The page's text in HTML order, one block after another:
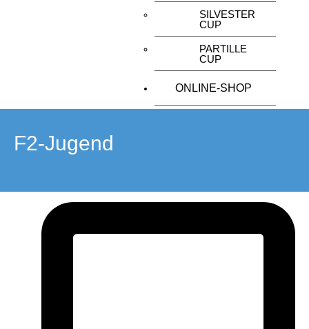
SILVESTER
CUP
PARTILLE
CUP
ONLINE-SHOP
F2-Jugend